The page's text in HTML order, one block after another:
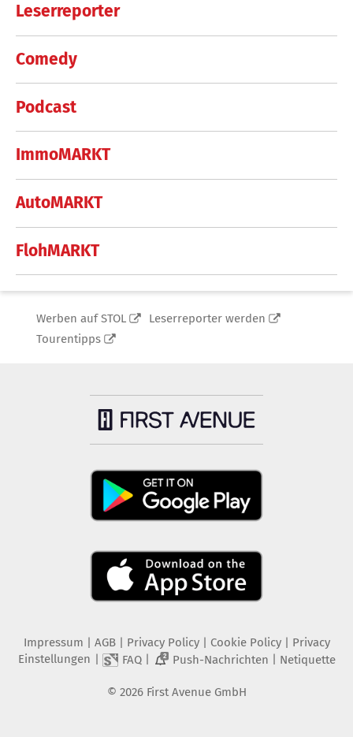
Leserreporter
Comedy
Podcast
ImmoMARKT
AutoMARKT
FlohMARKT
Werben auf STOL
Leserreporter werden
Tourentipps
Impressum AGB Privacy Policy| Cookie Policy| Privacy
Einstellungen
FAQ| 2 Push-Nachrichten Netiquette
© 2026 First Avenue GmbH